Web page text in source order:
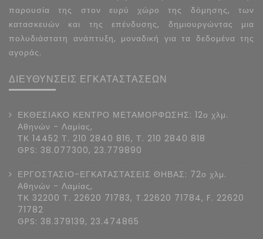
παρουσία της στον ευρύ χώρο της δόμησης, των
κατασκευών και της επένδυσης, δημιουργώντας μια
πολυδιάστατη ανάπτυξη, μοναδική για τα δεδομένα της
αγοράς.
ΔΙΕΥΘΥΝΣΕΙΣ ΕΓΚΑΤΑΣΤΑΣΕΩΝ
ΕΚΘΕΣΙΑΚΟ ΚΕΝΤΡΟ ΜΕΤΑΜΟΡΦΩΣΗΣ: 12ο χλμ.
Αθηνών - Λαμίας,
ΤΚ 14452 Τ. 210 2840 816, Τ. 210 2840 818
GPS: 38.077300, 23.779890
ΕΡΓΟΣΤΑΣΙΟ-ΕΓΚΑΤΑΣΤΑΣΕΙΣ ΘΗΒΑΣ: 72ο χλμ.
Αθηνών - Λαμίας,
ΤΚ 32200 Τ. 22620 71783, T.22620 71784, F. 22620
71782
GPS: 38.379139, 23.474865